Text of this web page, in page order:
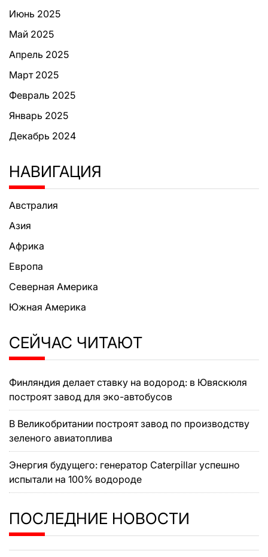
Июнь 2025
Май 2025
Апрель 2025
Март 2025
Февраль 2025
Январь 2025
Декабрь 2024
НАВИГАЦИЯ
Австралия
Азия
Африка
Европа
Северная Америка
Южная Америка
СЕЙЧАС ЧИТАЮТ
Финляндия делает ставку на водород: в Ювяскюля
построят завод для эко-автобусов
В Великобритании построят завод по производству
зеленого авиатоплива
Энергия будущего: генератор Caterpillar успешно
испытали на 100% водороде
ПОСЛЕДНИЕ НОВОСТИ